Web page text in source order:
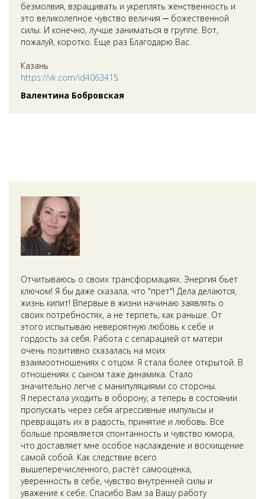
безмолвия, взращивать и укреплять женственность и
это великолепное чувство величия ─ божественной
силы. И конечно, лучше заниматься в группе. Вот,
пожалуй, коротко. Еще раз Благодарю Вас.
Казань
https://vk.com/id4063415
Валентина Бобровская
Отчитываюсь о своих трансформациях. Энергия бьет
ключом! Я бы даже сказала, что "прет"! Дела делаются,
жизнь кипит! Впервые в жизни начинаю заявлять о
своих потребностях, а не терпеть, как раньше. От
этого испытываю невероятную любовь к себе и
гордость за себя. Работа с сепарацией от матери
очень позитивно сказалась на моих
взаимоотношениях с отцом. Я стала более открытой. В
отношениях с сыном таже динамика. Стало
значительно легче с манипуляциями со стороны.
Я перестала уходить в оборону, а теперь в состоянии
пропускать через себя агрессивные импульсы и
превращать их в радость, принятие и любовь. Все
больше проявляется спонтанность и чувство юмора,
что доставляет мне особое наслаждение и восхищение
самой собой. Как следствие всего
вышеперечисленного, растёт самооценка,
уверенность в себе, чувство внутренней силы и
уважение к себе. Спасибо Вам за Вашу работу